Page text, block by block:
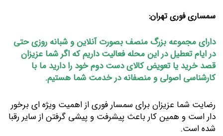
سمساری فوری تهران:
دارای مجموعه بزرگ منصف بصورت آنلاین و شبانه روزی حتی
در ایام تعطیل در این محله فعالیت داریم که اگر شما عزیزان
قصد خرید یا تعویض کالای دست دوم خود را دارید ما با
کارشناسی اصولی و منصفانه در خدمت شما هستیم.
رضایت شما عزیزان برای سمسار فوری از اهمیت ویژه ای برخور
دار است و همین کار باعث پیشرفت و پیشی گرفتن از سایر رقبا
شده است.